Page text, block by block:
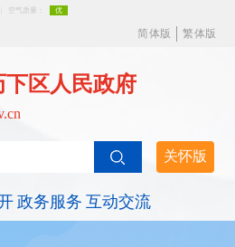
简体版
繁体版
下区人民政府
关怀版
政务服务 互动交流